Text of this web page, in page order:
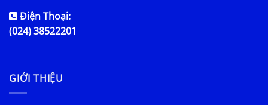
Điện Thoại:
(024) 38522201
GIỚI THIỆU